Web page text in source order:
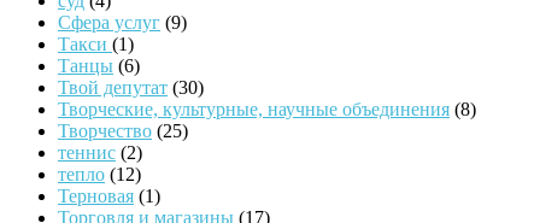
Сфера услуг (9)
Такси (1)
Танцы (6)
Твой депутат (30)
Творческие, культурные, научные объединения (8)
Творчество (25)
теннис (2)
тепло (12)
Терновая (1)
Торговля и магазины (17)